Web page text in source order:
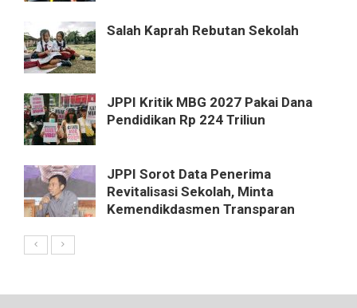
Salah Kaprah Rebutan Sekolah
JPPI Kritik MBG 2027 Pakai Dana
Pendidikan Rp 224 Triliun
JPPI Sorot Data Penerima
Revitalisasi Sekolah, Minta
Kemendikdasmen Transparan